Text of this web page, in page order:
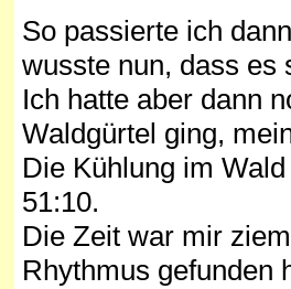
So passierte ich
wusste nun, dass es
Ich hatte aber dann
Waldgürtel ging,
Die Kühlung im
51:10.
Die Zeit war mir
Rhythmus gefunden